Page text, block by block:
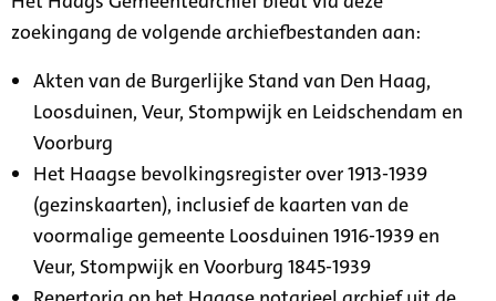
zoekingang de volgende archiefbestanden aan:
Akten van de Burgerlijke Stand van Den Haag,
Loosduinen, Veur, Stompwijk en Leidschendam en
Voorburg
Het Haagse bevolkingsregister over 1913-1939
(gezinskaarten), inclusief de kaarten van de
voormalige gemeente Loosduinen 1916-1939 en
Veur, Stompwijk en Voorburg 1845-1939